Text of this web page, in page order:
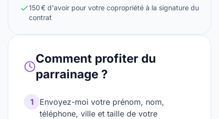
Comment profiter du
parrainage ?
1
Envoyez-moi votre prénom, nom,
téléphone, ville et taille de votre
150 € d'avoir pour votre copropriété à la signature du
contrat